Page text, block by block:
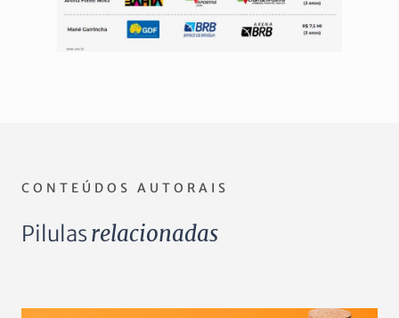
CONTEÚDOS AUTORAIS
Pilulasrelacionadas